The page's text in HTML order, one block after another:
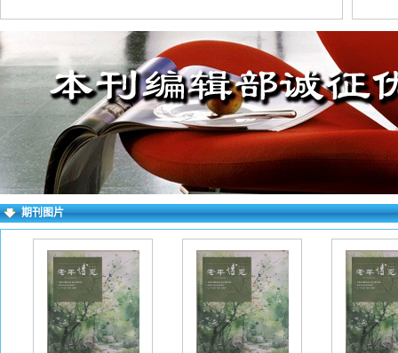
练。
不超
民族
证原
行必
填写
档。
字以
请写
如下
期刊图片